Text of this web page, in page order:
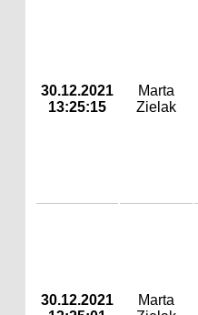
30.12.2021
13:25:15
Marta
Zielak
30.12.2021
Marta